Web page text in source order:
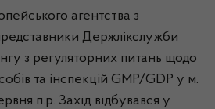
агентства з
Держлікслужби
з регуляторних питань щодо
та інспекцій GMP/GDР у м.
п.р. Захід відбувався у